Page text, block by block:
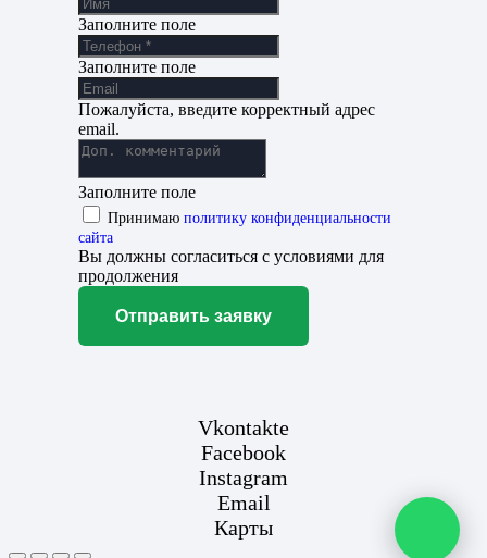
Заполните поле
Заполните поле
Пожалуйста, введите корректный адрес
email.
Заполните поле
Принимаю политику конфиденциальности
сайта
Вы должны согласиться с условиями для
продолжения
Отправить заявку
Vkontakte
Facebook
Instagram
Email
Карты